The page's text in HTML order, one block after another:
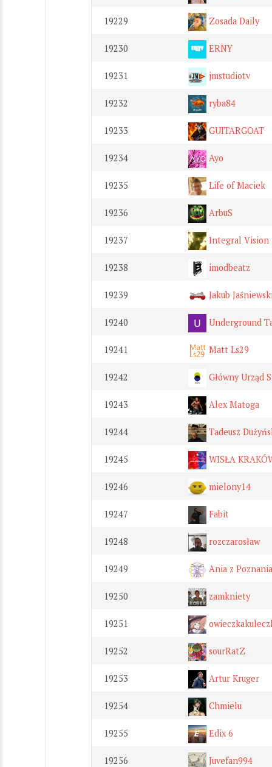
19229 Zosada Daily
19230 ERNY
19231 jmstudiotv
19232 ryba84
19233 GUITARGOAT
19234 Ayo
19235 Life of Maciek
19236 ArbuS
19237 Integral Vision
19238 imodbeatz
19239 Jakub
19240 Underground
19241 Matt Ls29
19242 Główny Urząd
19243 Alex Matoga
19244 Tadeusz
19245 WISŁA
19246 mielony14
19247 Fabit
19248 rozczarosław
19249 Ania z Poznania
19250 zamkniety
19251
19252 sourRatZ
19253 Artur Kruger
19254 Chmielu
19255 Edix 6
19256 Juvefan994